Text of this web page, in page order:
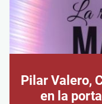
Pilar Valero,
en la